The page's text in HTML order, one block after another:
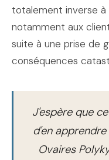
totalement inverse à
notamment aux
suite à une prise de
conséquences
J'espère que
d'en
Ovaires